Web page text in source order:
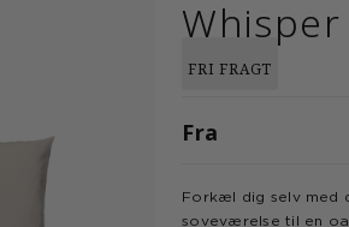
FRI FRAGT
Fra
Forkæl dig selv med
soveværelse til en